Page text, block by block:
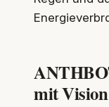
mit Vision